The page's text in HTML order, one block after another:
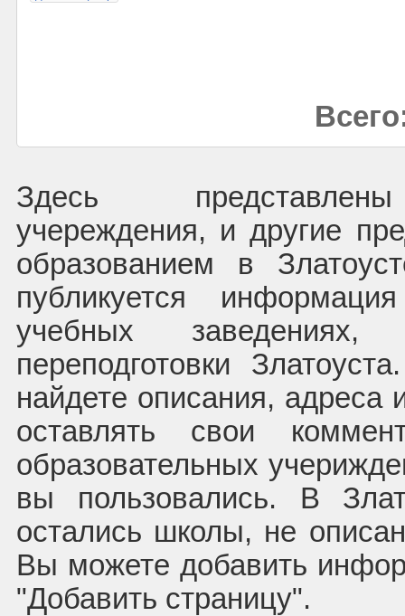
Здесь
учереждения, и другие
образованием в
публикуется
учебных заведениях,
переподготовки
найдете описания,
оставлять свои
образовательных
вы пользовались. В
остались школы, не
Вы можете добавить
"Добавить страницу".